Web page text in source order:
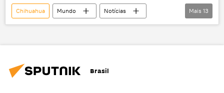
Chihuahua Mundo
Notícias
México
Texas Juarez
FBI
ataque
jihad EUA
Mais 13
Brasil